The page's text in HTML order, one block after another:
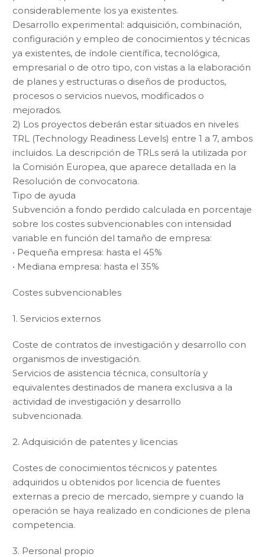
considerablemente los ya existentes.
Desarrollo experimental: adquisición, combinación,
configuración y empleo de conocimientos y técnicas
ya existentes, de índole científica, tecnológica,
empresarial o de otro tipo, con vistas a la elaboración
de planes y estructuras o diseños de productos,
procesos o servicios nuevos, modificados o
mejorados.
2) Los proyectos deberán estar situados en niveles
TRL (Technology Readiness Levels) entre 1 a 7, ambos
incluidos. La descripción de TRLs será la utilizada por
la Comisión Europea, que aparece detallada en la
Resolución de convocatoria.
Tipo de ayuda
Subvención a fondo perdido calculada en porcentaje
sobre los costes subvencionables con intensidad
variable en función del tamaño de empresa:
• Pequeña empresa: hasta el 45%
• Mediana empresa: hasta el 35%
Costes subvencionables
1. Servicios externos
Coste de contratos de investigación y desarrollo con
organismos de investigación.
Servicios de asistencia técnica, consultoría y
equivalentes destinados de manera exclusiva a la
actividad de investigación y desarrollo
subvencionada.
2. Adquisición de patentes y licencias
Costes de conocimientos técnicos y patentes
adquiridos u obtenidos por licencia de fuentes
externas a precio de mercado, siempre y cuando la
operación se haya realizado en condiciones de plena
competencia.
3. Personal propio